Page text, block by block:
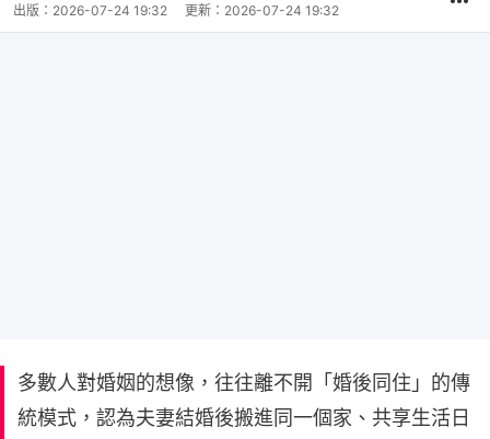
出版： 2026-07-24 19:32 更新： 2026-07-24 19:32
多數人對婚姻的想像，往往離不開「婚後同住」的傳
統模式，認為夫妻結婚後搬進同一個家、共享生活日